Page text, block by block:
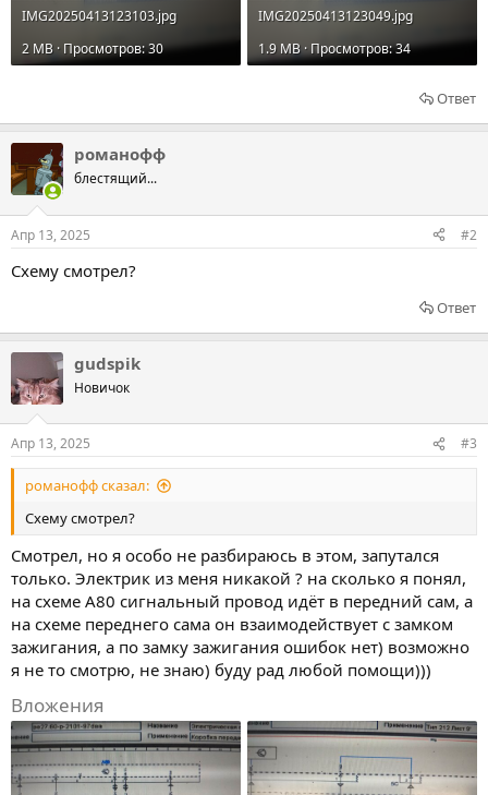
IMG20250413123103.jpg
2 MB · Просмотров: 30
IMG20250413123049.jpg
1.9 MB · Просмотров: 34
Ответ
романофф
блестящий...
Апр 13, 2025 #2
Схему смотрел?
Ответ
gudspik
Новичок
Апр 13, 2025 #3
романофф сказал:
Схему смотрел?
Смотрел, но я особо не разбираюсь в этом, запутался
только. Электрик из меня никакой ? на сколько я понял,
на схеме А80 сигнальный провод идёт в передний сам, а
на схеме переднего сама он взаимодействует с замком
зажигания, а по замку зажигания ошибок нет) возможно
я не то смотрю, не знаю) буду рад любой помощи)))
Вложения